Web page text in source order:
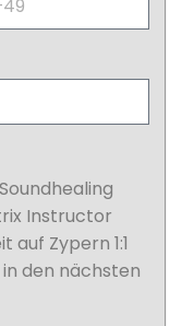
Instructor
auf Zypern 1:1
den nächsten